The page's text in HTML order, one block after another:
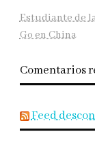
Estudiante de
Go en China
Comentarios
Feed